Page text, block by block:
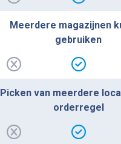
Meerdere magazijnen
gebruiken
Picken van meerdere
orderregel